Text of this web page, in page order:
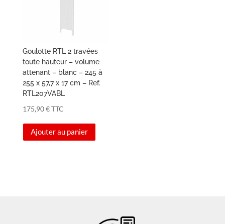
Goulotte RTL 2 travées
toute hauteur – volume
attenant – blanc – 245 à
255 x 57,7 x 17 cm – Ref.
RTL207VABL
175,90€TTC
Ajouter au panier